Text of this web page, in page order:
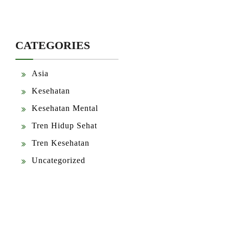
CATEGORIES
Asia
Kesehatan
Kesehatan Mental
Tren Hidup Sehat
Tren Kesehatan
Uncategorized